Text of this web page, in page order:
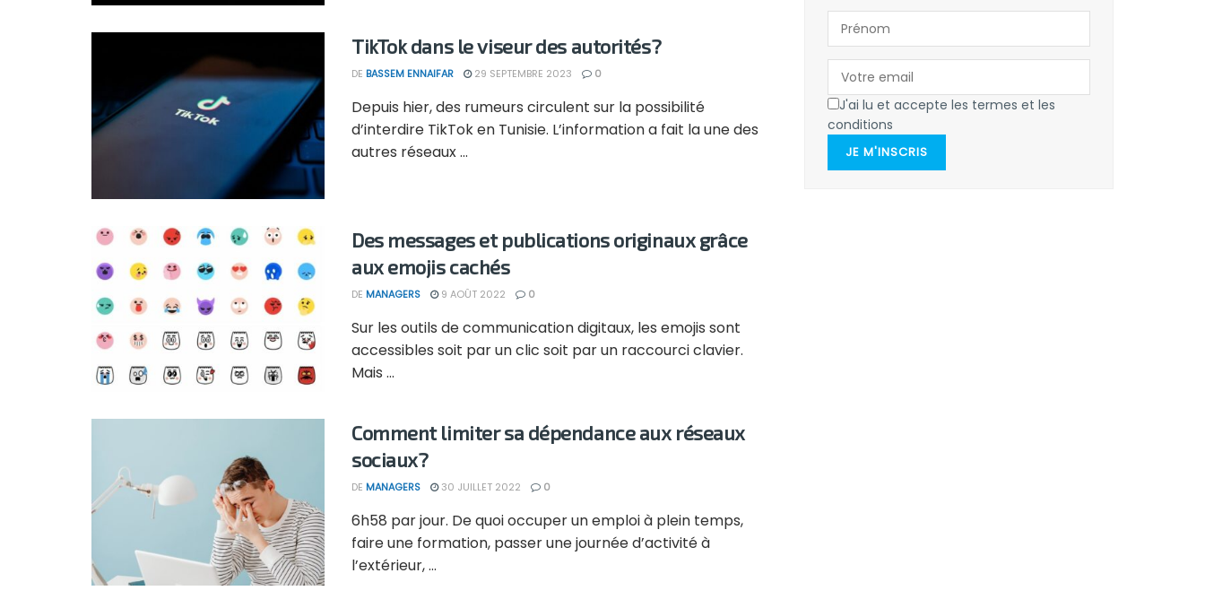
TikTok dans le viseur des autorités?
DE BASSEM ENNAIFAR 29 SEPTEMBRE 2023 0
Depuis hier, des rumeurs circulent sur la possibilité
d’interdire TikTok en Tunisie. L’information a fait la une des
autres réseaux ...
Des messages et publications originaux grâce
aux emojis cachés
DE MANAGERS 9 AOÛT 2022 0
Sur les outils de communication digitaux, les emojis sont
accessibles soit par un clic soit par un raccourci clavier.
Mais ...
Comment limiter sa dépendance aux réseaux
sociaux?
DE MANAGERS 30 JUILLET 2022 0
6h58 par jour. De quoi occuper un emploi à plein temps,
faire une formation, passer une journée d’activité à
l’extérieur, ...
J'ai lu et accepte les termes et les
conditions
JE M'INSCRIS